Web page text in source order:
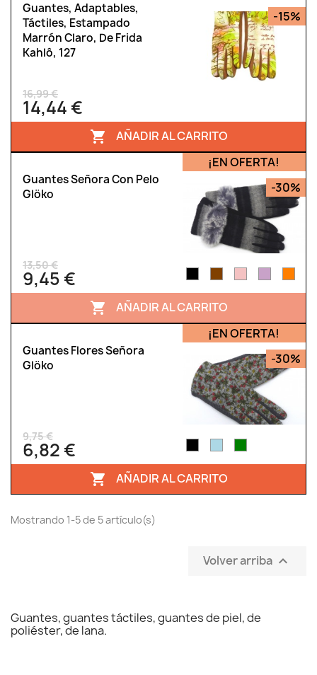
Guantes, Adaptables,
Táctiles, Estampado
Marrón Claro, De Frida
Kahlô, 127
16,99 €
14,44 €
-15%
 AÑADIR AL CARRITO
Guantes Señora Con Pelo
Glöko
13,50 €
9,45 €
¡EN OFERTA!
-30%
 AÑADIR AL CARRITO
Guantes Flores Señora
Glöko
9,75 €
6,82 €
¡EN OFERTA!
-30%
 AÑADIR AL CARRITO
Mostrando 1-5 de 5 artículo(s)
Volver arriba 
Guantes, guantes táctiles, guantes de piel, de
poliéster, de lana.